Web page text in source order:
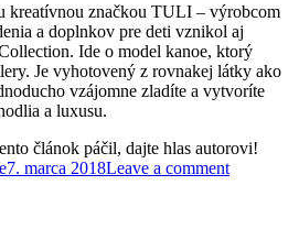
kreatívnou značkou TULI – výrobcom
a doplnkov pre deti vznikol aj
Ide o model kanoe, ktorý
Je vyhotovený z rovnakej látky ako
vzájomne zladíte a vytvoríte
a luxusu.
článok páčil, dajte hlas autorovi!
7. marca 2018Leave a comment